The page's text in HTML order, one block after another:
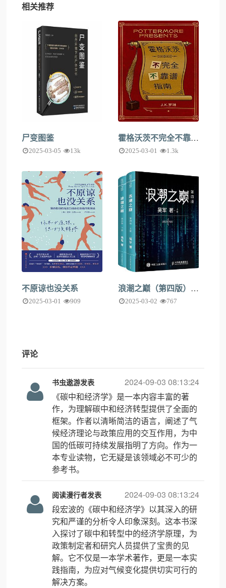
相关推荐
尸变图鉴
2025-03-05 13k
霍格沃茨不完全不靠谱指南
2025-03-01 1.3k
不原谅也没关系
2025-03-01 909
浪潮之巅（第四版）（上下册）
2025-03-02 767
评论
2024-09-03 08:13:24
书虫遨游发表
《碳中和经济学》是一本内容丰富的著
作，为理解碳中和经济转型提供了全面的
框架。作者以清晰简洁的语言，阐述了气
候经济理论与政策应用的交互作用，为中
国的低碳可持续发展指明了方向。作为一
本专业读物，它无疑是该领域必不可少的
参考书。
2024-09-03 08:13:24
阅读漫行者发表
段宏波的《碳中和经济学》以其深入的研
究和严谨的分析令人印象深刻。这本书深
入探讨了碳中和转型中的经济学原理，为
政策制定者和研究人员提供了宝贵的见
解。它不仅是一本学术著作，更是一本实
践指南，为应对气候变化提供切实可行的
解决方案。